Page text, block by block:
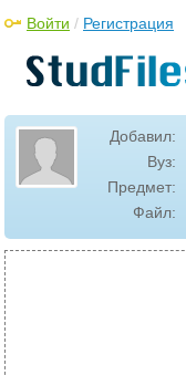
Войти / Регистрация
Добавил:
Вуз:
Предмет:
Файл: